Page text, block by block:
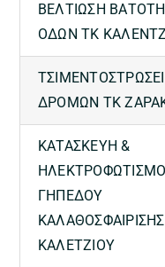
ΒΕΛΤΙΩΣΗ
ΟΔΩΝ ΤΚ
ΔΡΟΜΩΝ ΤΚ
ΚΑΤΑΣΚΕΥΗ &
ΓΗΠΕΔΟΥ
ΚΑΛΕΤΖΙΟΥ